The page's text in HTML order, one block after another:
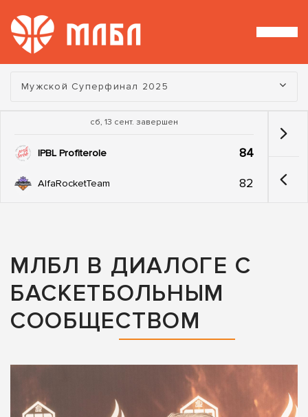
Турнир:
Мужской Суперфинал 2025
сб, 13 сент. завершен
IPBL Profiterole 84
AlfaRocketTeam 82
МЛБЛ В ДИАЛОГЕ С
БАСКЕТБОЛЬНЫМ
СООБЩЕСТВОМ